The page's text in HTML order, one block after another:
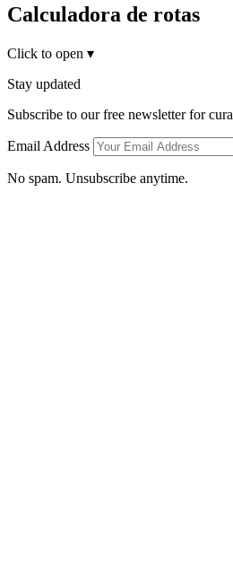
Calculadora de rotas
Click to open ▾
Stay updated
Subscribe to our free newsletter for
Email Address
No spam. Unsubscribe anytime.